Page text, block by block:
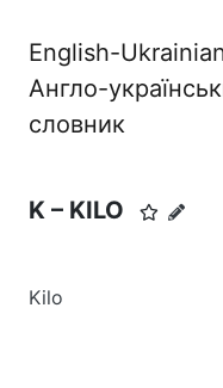
English-
Англо-
словник
K – KILO
Kilo